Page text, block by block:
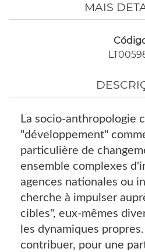
MAIS
La socio-anthropologie
"développement"
particulière de
ensemble complexes
agences nationales ou
cherche à impulser
cibles", eux-mêmes
les dynamiques
contribuer, pour une